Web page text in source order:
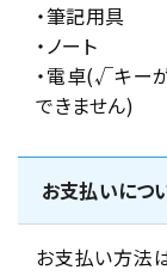
・筆記用具
・ノート
・電卓(√キー
できません)
お支払いにつ
お支払い方法